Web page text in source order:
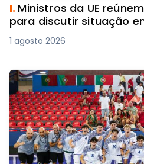
I. Ministros da UE
para discutir situação
1 agosto 2026